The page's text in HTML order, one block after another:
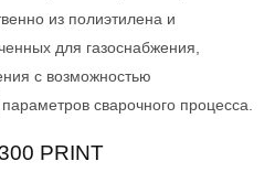
из полиэтилена и
для газоснабжения,
с возможностью
сварочного процесса.
PRINT